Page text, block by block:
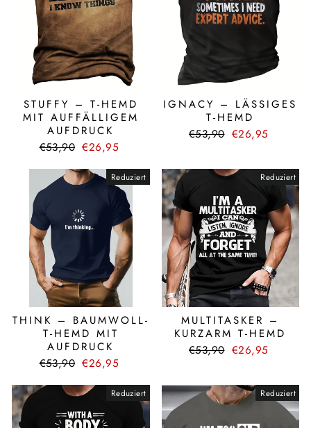
STUFFY – T-HEMD
MIT AUFFÄLLIGEM
AUFDRUCK
Normaler
€53,90 Sonderpreis
€26,95
IGNACY – LÄSSIGES
T-HEMD
Normaler
€53,90 Sonderpreis
€26,95
Reduziert
THINK – BAUMWOLL-
T-HEMD MIT
AUFDRUCK
Normaler
€53,90 Sonderpreis
€26,95
Reduziert
MULTITASKER –
KURZARM T-HEMD
Normaler
€53,90 Sonderpreis
€26,95
Reduziert Reduziert